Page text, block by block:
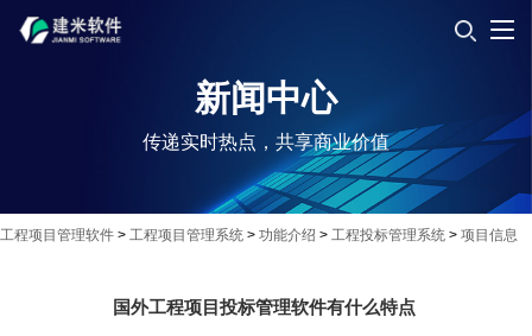
新闻中心
传递实时热点，共享商业价值
工程项目管理软件 > 工程项目管理系统 > 功能介绍 > 工程投标管理系统 > 项目信息
国外工程项目投标管理软件有什么特点